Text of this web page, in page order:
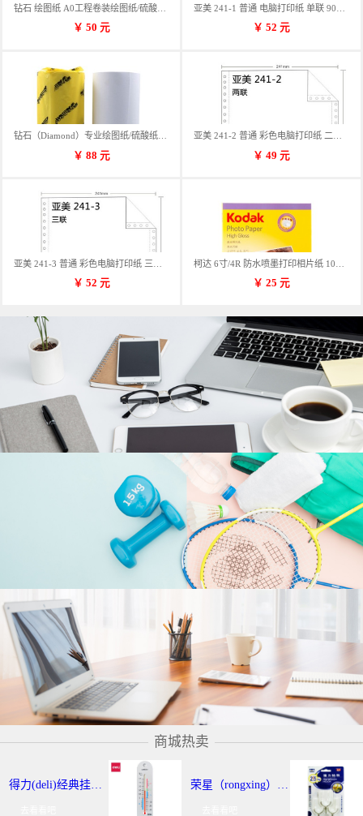
钻石 绘图纸 A0工程卷装绘图纸/硫酸纸 50m卷装 914*50MM/卷
￥ 50 元 ￥ 52元
钻石（Diamond）专业绘图纸/硫酸纸 临摹纸 73g A4 297mm*70m 单卷装
￥ 88 元
亚美 241-2 普通 彩色电脑打印纸 二联 900张/箱 蓝包装 三等份
￥ 49元
￥ 52 元 ￥ 25元
商城热卖
得力(deli)经典挂壁式温度计 个性化提示温湿度计 办公用品 9013 荣星（rongxing）RX-220 超强力粘钩/挂钩（2KG） 3个/卡